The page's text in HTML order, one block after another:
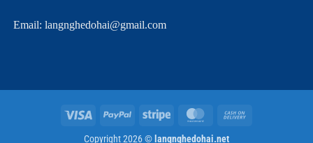
Email: langnghedohai@gmail.com
Visa PayPal Stripe MasterCard
Copyright 2026 © langnghedohai.net